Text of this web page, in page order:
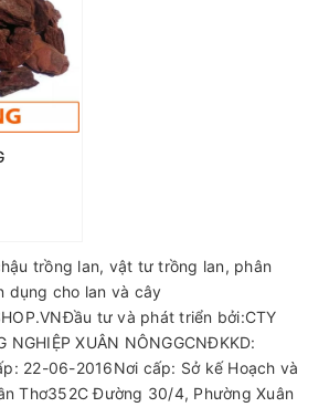
trồng lan, vật tư trồng lan, phân
dụng cho lan và cây
tư và phát triển bởi:CTY
NGHIỆP XUÂN NÔNGGCNĐKKD:
22-06-2016Nơi cấp: Sở kế Hoạch và
Thơ352C Đường 30/4, Phường Xuân